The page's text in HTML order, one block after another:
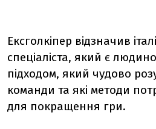
Ексголкіпер відзначив
спеціаліста, який є
підходом, який чудово
команди та які методи
для покращення гри.